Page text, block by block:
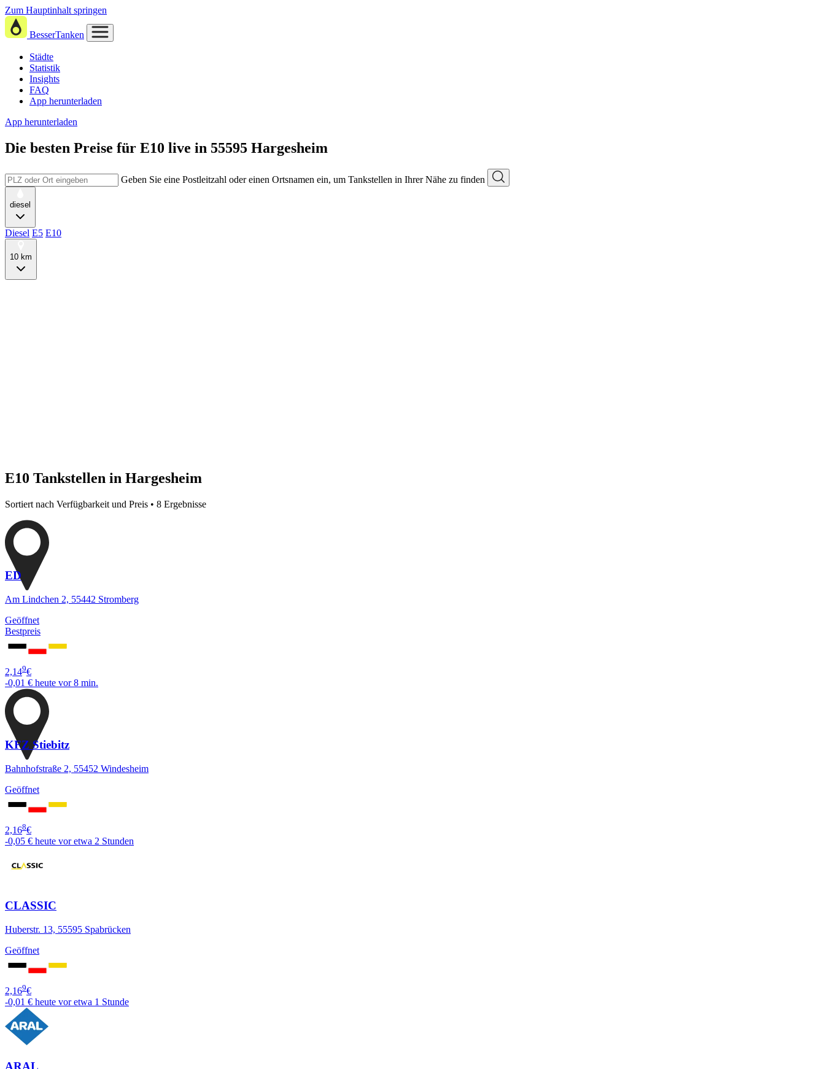
Zum Hauptinhalt springen
BesserTanken
Städte
Statistik
Insights
FAQ
App herunterladen
App herunterladen
Die besten Preise für E10 live in 55595 Hargesheim
Geben Sie eine Postleitzahl oder einen Ortsnamen ein, um Tankstellen in Ihrer Nähe zu finden
diesel
Diesel E5 E10
10 km
E10 Tankstellen in Hargesheim
Sortiert nach Verfügbarkeit und Preis • 8 Ergebnisse
ED
Am Lindchen 2, 55442 Stromberg
Geöffnet
Bestpreis
2,149€
-0,01 € heute vor 8 min.
KFZ Stiebitz
Bahnhofstraße 2, 55452 Windesheim
Geöffnet
2,168€
-0,05 € heute vor etwa 2 Stunden
CLASSIC
Huberstr. 13, 55595 Spabrücken
Geöffnet
2,169€
-0,01 € heute vor etwa 1 Stunde
ARAL